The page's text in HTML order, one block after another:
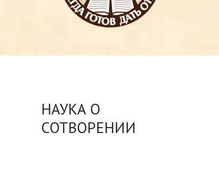
НАУКА О
СОТВОРЕНИИ